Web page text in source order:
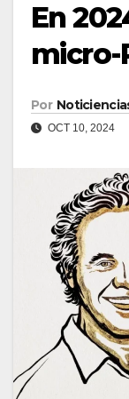
En
micro-
Por
OCT 10, 2024